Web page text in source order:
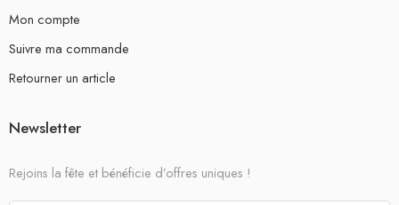
Mon compte
Suivre ma commande
Retourner un article
Newsletter
Rejoins la fête et bénéficie d’offres uniques !